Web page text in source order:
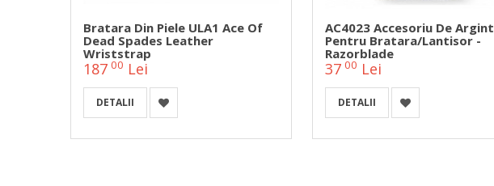
Bratara Din Piele ULA1 Ace Of
Dead Spades Leather
Wriststrap
187 00 Lei
DETALII
AC4023 Accesoriu De Argint
Pentru Bratara/lantisor -
Razorblade
3700 Lei
DETALII